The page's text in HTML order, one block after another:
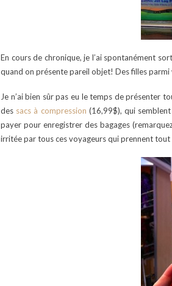
En cours de chronique, je l’ai spontanément
quand on présente pareil objet! Des filles parmi
Je n’ai bien sûr pas eu le temps de présenter
des sacs à compression (16,99$), qui
payer pour enregistrer des bagages
irritée par tous ces voyageurs qui prennent tout